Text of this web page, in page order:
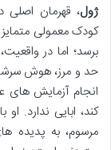
ژول، قهرمان اصلی
کودک معمولی
برسد؛ اما در
حد و مرز، هوش
انجام آزمایش
کند، ابایی ندارد.
مرسوم، به پدیده